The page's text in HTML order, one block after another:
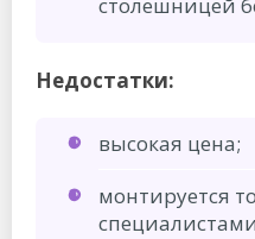
столешницей
Недостатки:
высокая цена;
монтируется